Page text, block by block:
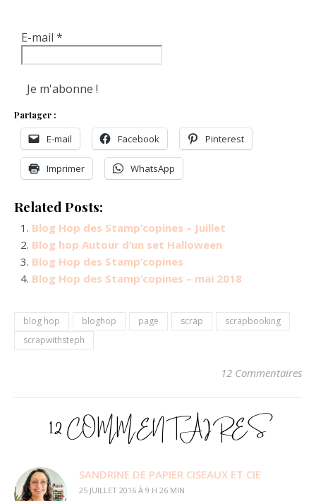
E-mail *
Partager :
E-mail Facebook Pinterest
Imprimer WhatsApp
Related Posts:
Blog Hop des Stamp’copines – Juillet
Blog hop Autour d’un set Halloween
Blog Hop des Stamp’copines
Blog Hop des Stamp’copines – mai 2018
blog hop bloghop page scrap
scrapbooking
scrapwithsteph
12 Commentaires
12 COMMENTAIRES
SANDRINE DE PAPIER CISEAUX ET CIE
25 JUILLET 2016 À 9 H 26 MIN